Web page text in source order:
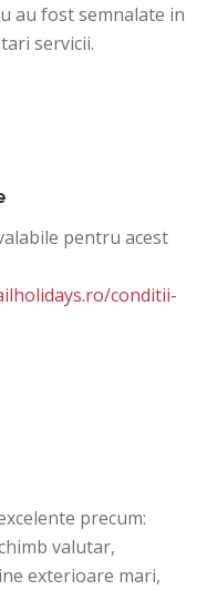
au fost semnalate in
servicii.
pentru acest
conditii-
precum:
valutar,
exterioare mari,